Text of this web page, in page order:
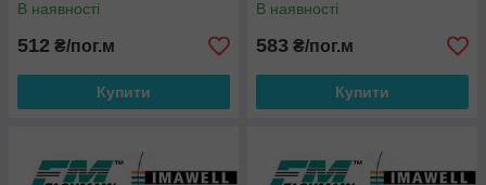
В наявності
512 ₴/пог.м
Купити
В наявності
583 ₴/пог.м
Купити